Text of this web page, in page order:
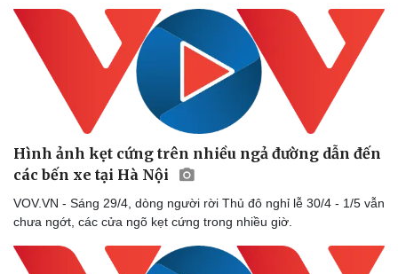
Hình ảnh kẹt cứng trên nhiều ngả đường dẫn đến
các bến xe tại Hà Nội
VOV.VN - Sáng 29/4, dòng người rời Thủ đô nghỉ lễ 30/4 - 1/5 vẫn
chưa ngớt, các cửa ngõ kẹt cứng trong nhiều giờ.